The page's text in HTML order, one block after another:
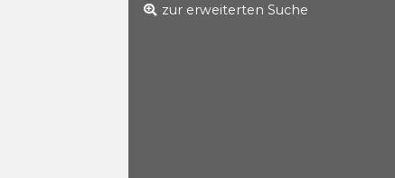
zur erweiterten Suche